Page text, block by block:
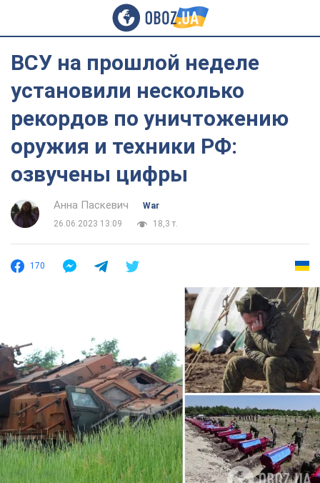
ВСУ на прошлой неделе
установили несколько
рекордов по уничтожению
оружия и техники РФ:
озвучены цифры
Анна Паскевич
War
26.06.2023 13:09
18,3 т.
170